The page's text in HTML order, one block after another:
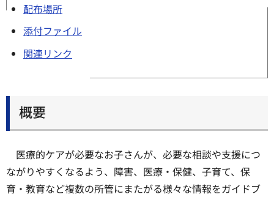
配布場所
添付ファイル
関連リンク
概要
医療的ケアが必要なお子さんが、必要な相談や支援につ
ながりやすくなるよう、障害、医療・保健、子育て、保
育・教育など複数の所管にまたがる様々な情報をガイドブ